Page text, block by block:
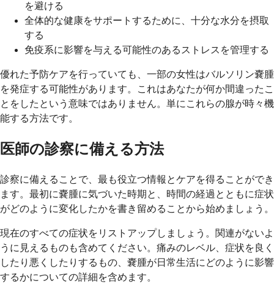
を避ける
全体的な健康をサポートするために、十分な水分を摂取
する
免疫系に影響を与える可能性のあるストレスを管理する
優れた予防ケアを行っていても、一部の女性はバルソリン嚢腫
を発症する可能性があります。これはあなたが何か間違ったこ
とをしたという意味ではありません。単にこれらの腺が時々機
能する方法です。
医師の診察に備える方法
診察に備えることで、最も役立つ情報とケアを得ることができ
ます。最初に嚢腫に気づいた時期と、時間の経過とともに症状
がどのように変化したかを書き留めることから始めましょう。
現在のすべての症状をリストアップしましょう。関連がないよ
うに見えるものも含めてください。痛みのレベル、症状を良く
したり悪くしたりするもの、嚢腫が日常生活にどのように影響
するかについての詳細を含めます。